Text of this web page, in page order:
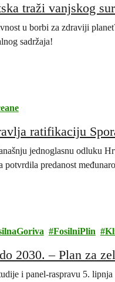
traži vanjskog
u borbi za zdraviji
sadržaja!
ratifikaciju
jednoglasnu odluku
predanost
FosilniPlin
2030. – Plan za
i panel-raspravu 5.